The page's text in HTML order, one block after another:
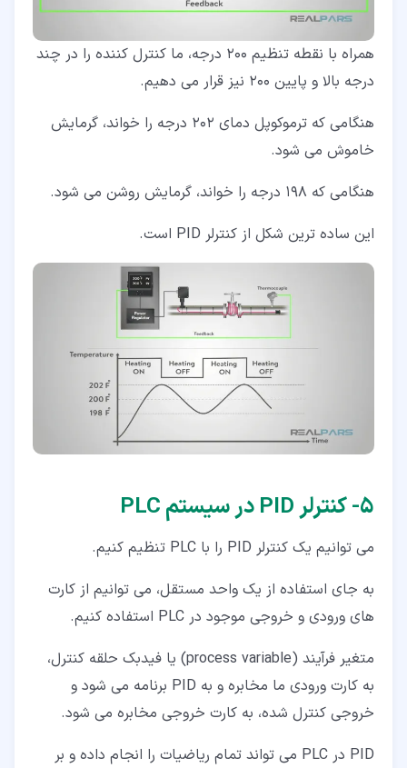
همراه با نقطه تنظیم 200 درجه، ما کنترل کننده را در چند
درجه بالا و پایین 200 نیز قرار می دهیم.
هنگامی که ترموکوپل دمای 202 درجه را ­خواند، گرمایش
خاموش می شود.
هنگامی که 198 درجه را ­خواند، گرمایش روشن می شود.
این ساده ترین شکل از کنترلر PID است.
۵‏- کنترلر PID در سیستم PLC
می توانیم یک کنترلر PID را با PLC تنظیم کنیم.
به جای استفاده از یک واحد مستقل، می توانیم از کارت
های ورودی و خروجی موجود در PLC استفاده کنیم.
متغیر فرآیند (process variable) یا فیدبک حلقه کنترل،
به کارت ورودی ما مخابره و به PID برنامه می شود و
خروجی کنترل شده، به کارت خروجی مخابره می شود.
PID در PLC می تواند تمام ریاضیات را انجام داده و بر